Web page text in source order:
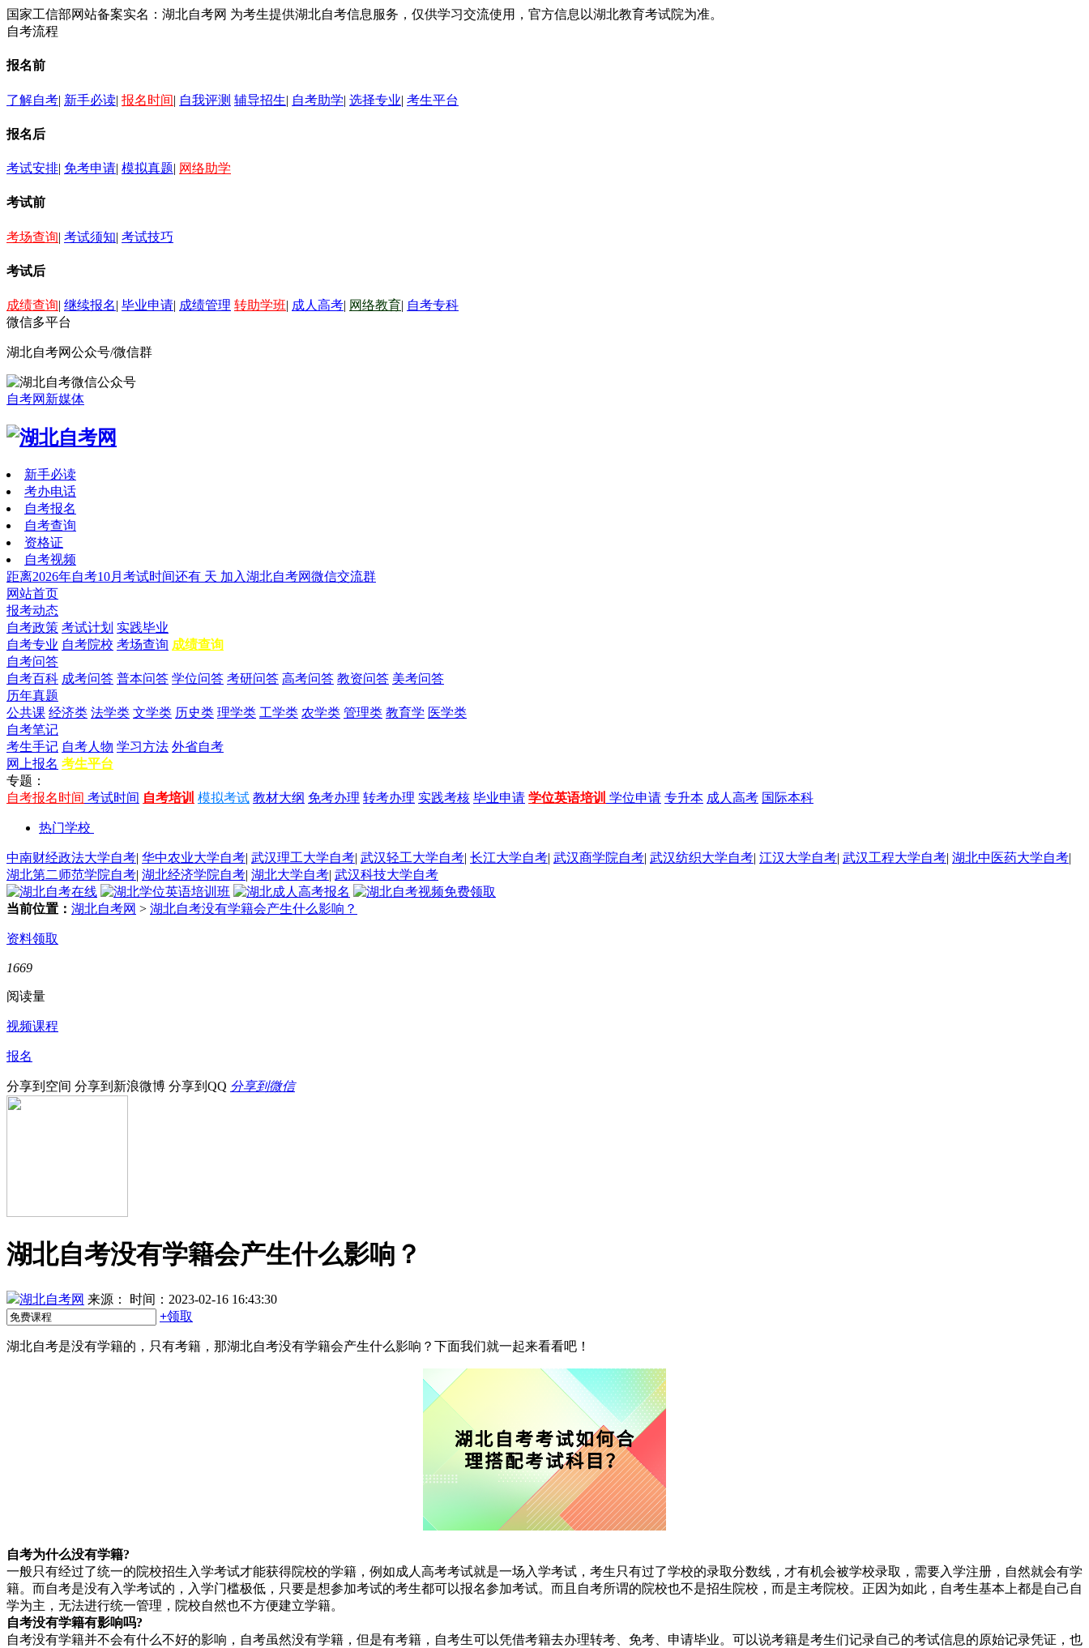
国家工信部网站备案实名：湖北自考网 为考生提供湖北自考信息服务，仅供学习交流使用，官方信息以湖北教育考试院为准。
自考流程
报名前
了解自考| 新手必读| 报名时间| 自我评测 辅导招生| 自考助学| 选择专业| 考生平台
报名后
考试安排| 免考申请| 模拟真题| 网络助学
考试前
考场查询| 考试须知| 考试技巧
考试后
成绩查询| 继续报名| 毕业申请| 成绩管理 转助学班| 成人高考| 网络教育| 自考专科
微信多平台
湖北自考网公众号/微信群
自考网新媒体
新手必读
考办电话
自考报名
自考查询
资格证
自考视频
距离2026年自考10月考试时间还有 天 加入湖北自考网微信交流群
网站首页
报考动态
自考政策 考试计划 实践毕业
自考专业 自考院校 考场查询 成绩查询
自考问答
自考百科 成考问答 普本问答 学位问答 考研问答 高考问答 教资问答 美考问答
历年真题
公共课 经济类 法学类 文学类 历史类 理学类 工学类 农学类 管理类 教育学 医学类
自考笔记
考生手记 自考人物 学习方法 外省自考
网上报名 考生平台
专题：
自考报名时间 考试时间 自考培训 模拟考试 教材大纲 免考办理 转考办理 实践考核 毕业申请 学位英语培训 学位申请 专升本 成人高考 国际本科
热门学校
中南财经政法大学自考| 华中农业大学自考| 武汉理工大学自考| 武汉轻工大学自考| 长江大学自考| 武汉商学院自考| 武汉纺织大学自考| 江汉大学自考| 武汉工程大学自考| 湖北中医药大学自考|
湖北第二师范学院自考| 湖北经济学院自考| 湖北大学自考| 武汉科技大学自考
当前位置： 湖北自考网 > 湖北自考没有学籍会产生什么影响？
资料领取
1669
阅读量
视频课程
报名
分享到空间 分享到新浪微博 分享到QQ 分享到微信
湖北自考没有学籍会产生什么影响？
湖北自考网 来源：
时间：2023-02-16 16:43:30
+领取
湖北自考是没有学籍的，只有考籍，那湖北自考没有学籍会产生什么影响？下面我们就一起来看看吧！
自考为什么没有学籍?
一般只有经过了统一的院校招生入学考试才能获得院校的学籍，例如成人高考考试就是一场入学考试，考生只有过了学校的录取分数线，才有机会被学校录取，需要入学注册，自然就会有学
籍。而自考是没有入学考试的，入学门槛极低，只要是想参加考试的考生都可以报名参加考试。而且自考所谓的院校也不是招生院校，而是主考院校。正因为如此，自考生基本上都是自己自
学为主，无法进行统一管理，院校自然也不方便建立学籍。
自考没有学籍有影响吗?
自考没有学籍并不会有什么不好的影响，自考虽然没有学籍，但是有考籍，自考生可以凭借考籍去办理转考、免考、申请毕业。可以说考籍是考生们记录自己的考试信息的原始记录凭证，也